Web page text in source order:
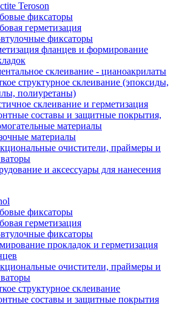
Teroson
фиксаторы
герметизация
фиксаторы
фланцев и формирование
склеивание - цианоакрилаты
структурное склеивание (эпоксиды,
полиуретаны)
склеивание и герметизация
составы и защитные покрытия,
материалы
материалы
очистители, праймеры и
и аксессуары для нанесения
фиксаторы
герметизация
фиксаторы
прокладок и герметизация
очистители, праймеры и
структурное склеивание
составы и защитные покрытия